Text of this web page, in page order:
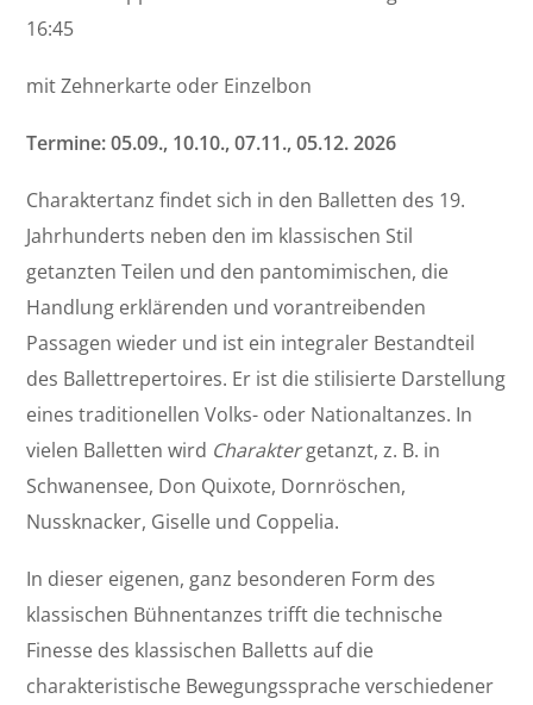
16:45
mit Zehnerkarte oder Einzelbon
Termine: 05.09., 10.10., 07.11., 05.12. 2026
Charaktertanz findet sich in den Balletten des 19.
Jahrhunderts neben den im klassischen Stil
getanzten Teilen und den pantomimischen, die
Handlung erklärenden und vorantreibenden
Passagen wieder und ist ein integraler Bestandteil
des Ballettrepertoires. Er ist die stilisierte Darstellung
eines traditionellen Volks- oder Nationaltanzes. In
vielen Balletten wird Charaktergetanzt, z. B. in
Schwanensee, Don Quixote, Dornröschen,
Nussknacker, Giselle und Coppelia.
In dieser eigenen, ganz besonderen Form des
klassischen Bühnentanzes trifft die technische
Finesse des klassischen Balletts auf die
charakteristische Bewegungssprache verschiedener